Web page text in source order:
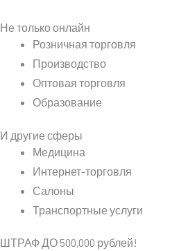
Не только онлайн
Розничная торговля
Производство
Оптовая торговля
Образование
И другие сферы
Медицина
Интернет-торговля
Салоны
Транспортные услуги
ШТРАФ ДО 500,000 рублей!